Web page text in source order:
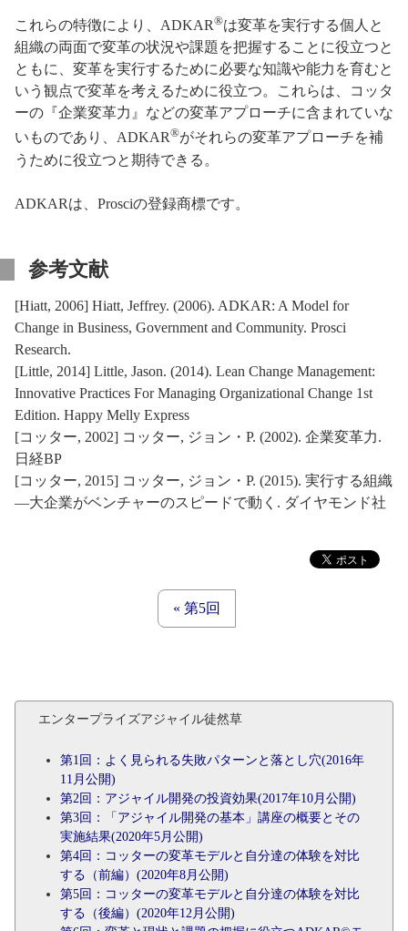
これらの特徴により、ADKAR®は変革を実行する個人と
組織の両面で変革の状況や課題を把握することに役立つと
ともに、変革を実行するために必要な知識や能力を育むと
いう観点で変革を考えるために役立つ。これらは、コッタ
ーの『企業変革力』などの変革アプローチに含まれていな
いものであり、ADKAR®がそれらの変革アプローチを補
うために役立つと期待できる。
ADKARは、Prosciの登録商標です。
参考文献
[Hiatt, 2006] Hiatt, Jeffrey. (2006). ADKAR: A Model for
Change in Business, Government and Community. Prosci
Research.
[Little, 2014] Little, Jason. (2014). Lean Change Management:
Innovative Practices For Managing Organizational Change 1st
Edition. Happy Melly Express
[コッター, 2002] コッター, ジョン・P. (2002). 企業変革力.
日経BP
[コッター, 2015] コッター, ジョン・P. (2015). 実行する組織
―大企業がベンチャーのスピードで動く. ダイヤモンド社
« 第5回
エンタープライズアジャイル徒然草
第1回：よく見られる失敗パターンと落とし穴(2016年
11月公開)
第2回：アジャイル開発の投資効果(2017年10月公開)
第3回：「アジャイル開発の基本」講座の概要とその
実施結果(2020年5月公開)
第4回：コッターの変革モデルと自分達の体験を対比
する（前編）(2020年8月公開)
第5回：コッターの変革モデルと自分達の体験を対比
する（後編）(2020年12月公開)